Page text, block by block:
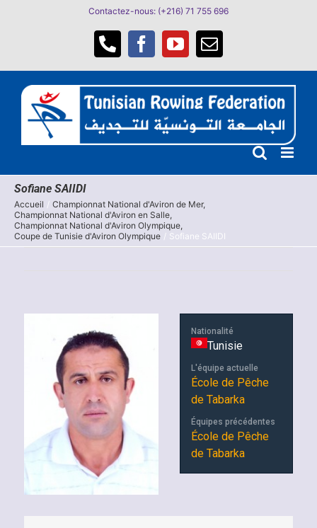
Contactez-nous: (+216) 71 755 696
Téléphone
Facebook
YouTube
Email
Sofiane SAIIDI
Accueil
Championnat National d'Aviron de Mer
Championnat National d'Aviron en Salle
Championnat National d'Aviron Olympique
Coupe de Tunisie d'Aviron Olympique
Sofiane SAIIDI
Nationalité
Tunisie
L'équipe actuelle
École de Pêche
de Tabarka
Équipes précédentes
École de Pêche
de Tabarka